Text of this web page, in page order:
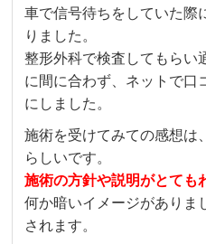
車で信号待ちをしていた際
りました。
整形外科で検査してもらい
に間に合わず、ネットで口
にしました。
施術を受けてみての感想は
らしいです。
施術の方針や説明がとても
何か暗いイメージがありま
されます。